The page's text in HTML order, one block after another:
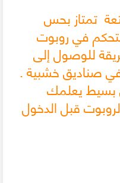
تمتاز بحس
في روبوت
للوصول إلى
صناديق خشبية .
بسيط يعلمك
قبل الدخول